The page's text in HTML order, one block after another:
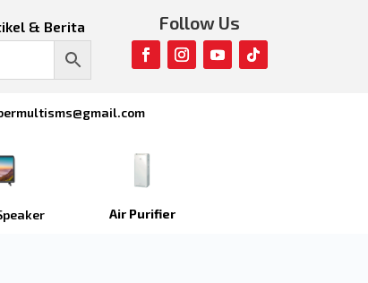
& Berita Follow Us
Air Purifier